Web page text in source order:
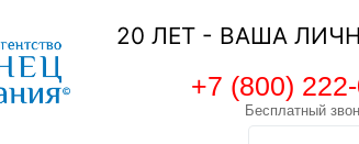
20 ЛЕТ - ВАША
+7 (800)
Бесплатный